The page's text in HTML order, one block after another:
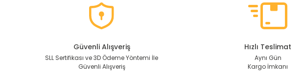
Güvenli Alışveriş
SLL Sertifikası ve 3D Ödeme Yöntemi İle
Güvenli Alışveriş
Hızlı Teslimat
Aynı Gün
Kargo İmkanı